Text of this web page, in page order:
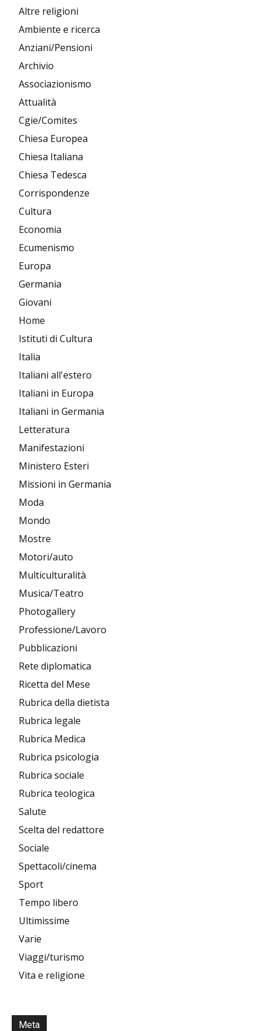
Altre religioni
Ambiente e ricerca
Anziani/Pensioni
Archivio
Associazionismo
Attualità
Cgie/Comites
Chiesa Europea
Chiesa Italiana
Chiesa Tedesca
Corrispondenze
Cultura
Economia
Ecumenismo
Europa
Germania
Giovani
Home
Istituti di Cultura
Italia
Italiani all'estero
Italiani in Europa
Italiani in Germania
Letteratura
Manifestazioni
Ministero Esteri
Missioni in Germania
Moda
Mondo
Mostre
Motori/auto
Multiculturalità
Musica/Teatro
Photogallery
Professione/Lavoro
Pubblicazioni
Rete diplomatica
Ricetta del Mese
Rubrica della dietista
Rubrica legale
Rubrica Medica
Rubrica psicologia
Rubrica sociale
Rubrica teologica
Salute
Scelta del redattore
Sociale
Spettacoli/cinema
Sport
Tempo libero
Ultimissime
Varie
Viaggi/turismo
Vita e religione
Meta